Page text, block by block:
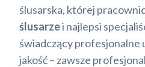
ślusarska, której
ślusarzei najlepsi
świadczący profesjonalne
jakość – zawsze